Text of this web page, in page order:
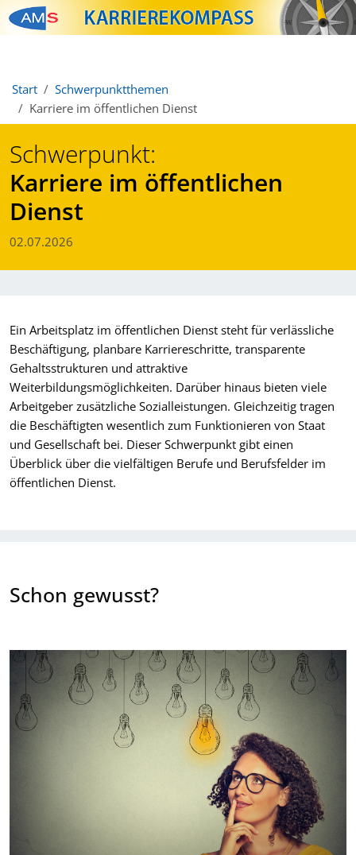
Zum Inhalt springen
Zum Navmenü springen
Zur Suche springen
Zur Footer springen
Start
Schwerpunktthemen
Karriere im öffentlichen Dienst
Schwerpunkt:
Karriere im öffentlichen
Dienst
02.07.2026
Ein Arbeitsplatz im öffentlichen Dienst steht für verlässliche
Beschäftigung, planbare Karriereschritte, transparente
Gehaltsstrukturen und attraktive
Weiterbildungsmöglichkeiten. Darüber hinaus bieten viele
Arbeitgeber zusätzliche Sozialleistungen. Gleichzeitig tragen
die Beschäftigten wesentlich zum Funktionieren von Staat
und Gesellschaft bei. Dieser Schwerpunkt gibt einen
Überblick über die vielfältigen Berufe und Berufsfelder im
öffentlichen Dienst.
Schon gewusst?